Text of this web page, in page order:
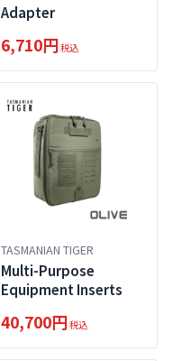
Adapter
6,710円税込
TASMANIAN TIGER
Multi-Purpose
Equipment Inserts
40,700円税込